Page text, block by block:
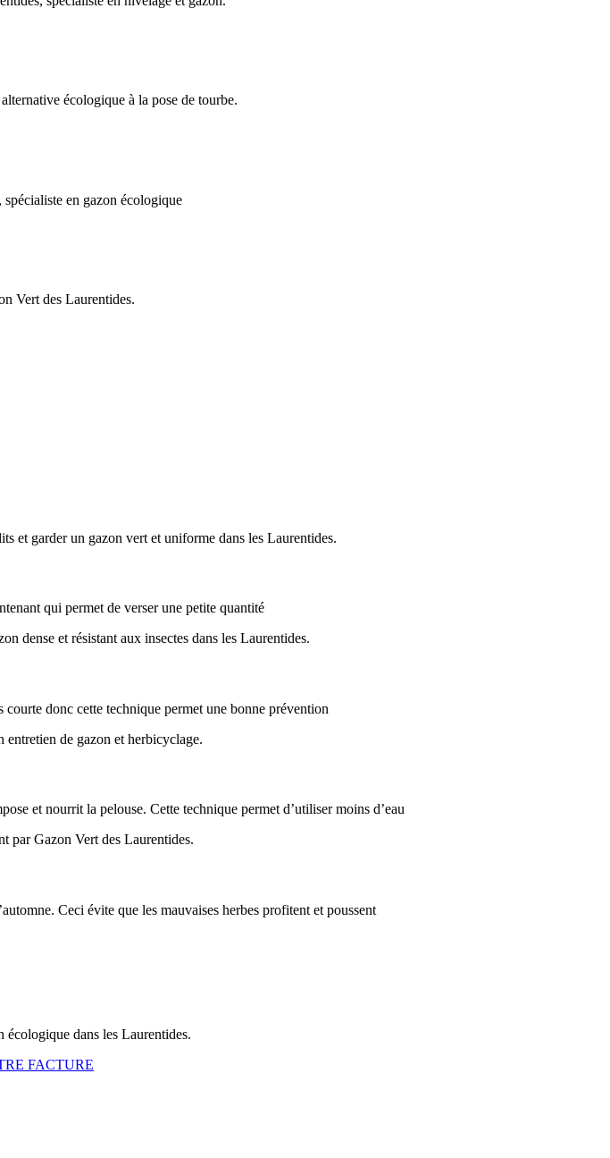
qui permet de verser une petite quantité
donc cette technique permet une bonne prévention
et nourrit la pelouse. Cette technique permet d’utiliser moins d’eau
Ceci évite que les mauvaises herbes profitent et poussent
FACTURE